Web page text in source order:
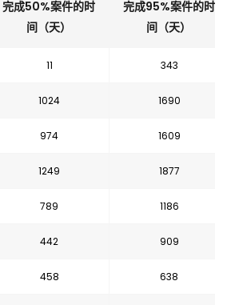
完成50%案件的时
间（天）
完成95%案件的时
间（天）
11 343
1024 1690
974 1609
1249 1877
789 1186
442 909
458 638